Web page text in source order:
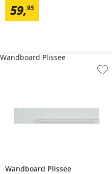
59,95
Wandboard Plissee
Wandboard Plissee